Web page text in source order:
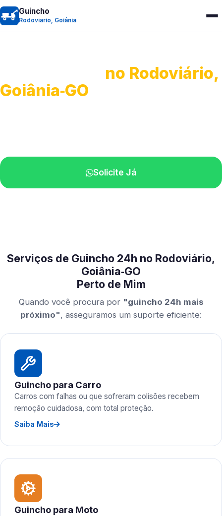
Guincho
Rodoviario, Goiânia
no Rodoviário,
Goiânia‑GO
Solicite Já
Serviços de Guincho 24h no Rodoviário,
Goiânia‑GO
Perto de Mim
Quando você procura por "guincho 24h mais
próximo", asseguramos um suporte eficiente:
Guincho para Carro
Carros com falhas ou que sofreram colisões recebem
remoção cuidadosa, com total proteção.
Saiba Mais
Guincho para Moto